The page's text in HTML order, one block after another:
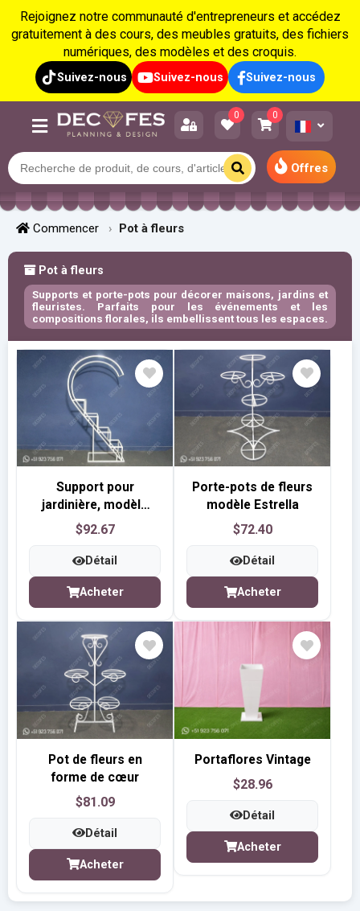
Rejoignez notre communauté d'entrepreneurs et accédez
gratuitement à des cours, des meubles gratuits, des fichiers
numériques, des modèles et des croquis.
Suivez-nous Suivez-nous Suivez-nous
0 0
Offres
Commencer Pot à fleurs
Pot à fleurs
Supports et porte-pots pour décorer maisons, jardins et
fleuristes. Parfaits pour les événements et les
compositions florales, ils embellissent tous les espaces.
Support pour
jardinière, modèle
demi-cœur
$92.67
Détail
Acheter
Porte-pots de fleurs
modèle Estrella
$72.40
Détail
Acheter
Pot de fleurs en
forme de cœur
$81.09
Détail
Acheter
Portaflores Vintage
$28.96
Détail
Acheter